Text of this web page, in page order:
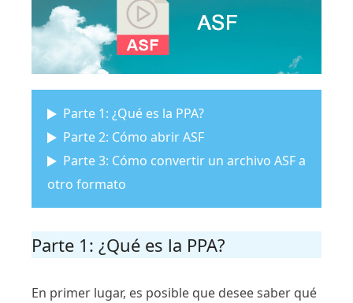
Parte 1: ¿Qué es la PPA?
Parte 2: Cómo abrir ASF
Parte 3: Cómo convertir un archivo ASF a
otro formato
Parte 1: ¿Qué es la PPA?
En primer lugar, es posible que desee saber qué